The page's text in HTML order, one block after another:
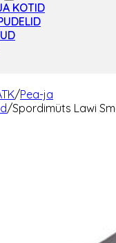
KOTID
/Pea-ja
/Spordimüts Lawi